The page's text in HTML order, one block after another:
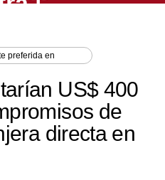
preferida en
US$ 400
de
directa en